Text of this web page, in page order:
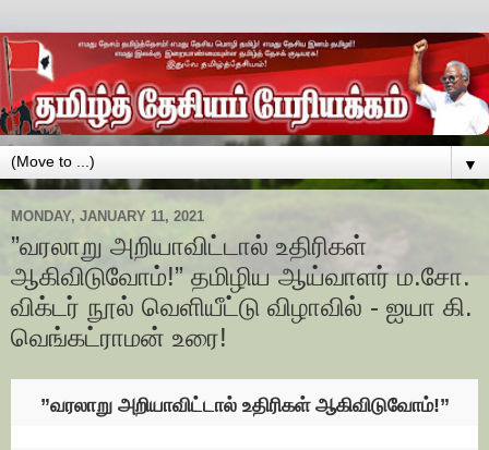
▼
MONDAY, JANUARY 11, 2021
”வரலாறு அறியாவிட்டால் உதிரிகள்
ஆகிவிடுவோம்!” தமிழிய ஆய்வாளர் ம.சோ.
விக்டர் நூல் வெளியீட்டு விழாவில் - ஐயா கி.
வெங்கட்ராமன் உரை!
”வரலாறு அறியாவிட்டால் உதிரிகள் ஆகிவிடுவோம்!”